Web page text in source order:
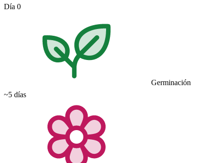
Día 0
Germinación
~5 días